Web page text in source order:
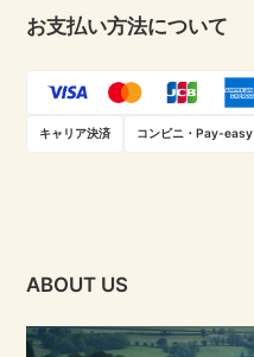
お支払い方法について
キャリア決済 コンビニ・Pay-easy
ABOUT US